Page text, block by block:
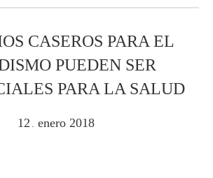
CASEROS PARA EL
PUEDEN SER
PARA LA SALUD
12 . enero 2018